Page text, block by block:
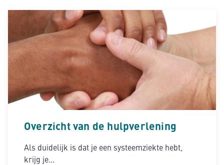
Overzicht van de hulpverlening
Als duidelijk is dat je een systeemziekte hebt,
krijg je...